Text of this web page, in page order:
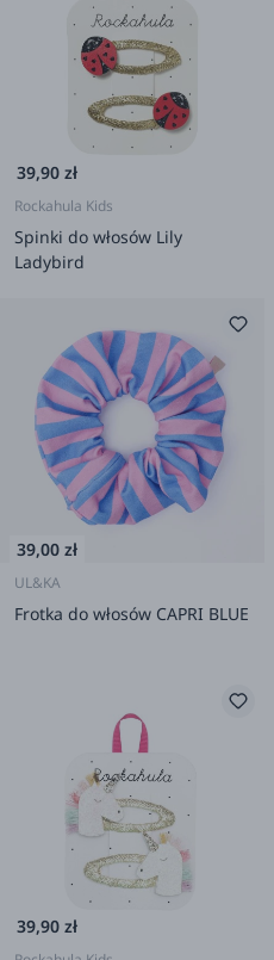
39,90 zł
Rockahula Kids
Spinki do włosów Lily
Ladybird
39,00 zł
UL&KA
Frotka do włosów CAPRI BLUE
39,90 zł